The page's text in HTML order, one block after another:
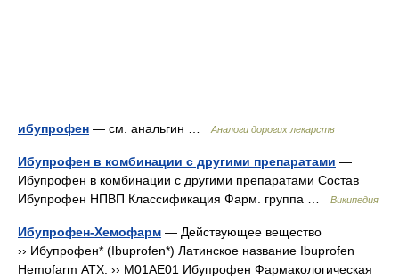
ибупрофен — см. анальгин … Аналоги дорогих лекарств
Ибупрофен в комбинации с другими препаратами —
Ибупрофен в комбинации с другими препаратами Состав
Ибупрофен НПВП Классификация Фарм. группа …
Википедия
Ибупрофен-Хемофарм — Действующее вещество
›› Ибупрофен* (Ibuprofen*) Латинское название Ibuprofen
Hemofarm АТХ: ›› M01AE01 Ибупрофен Фармакологическая